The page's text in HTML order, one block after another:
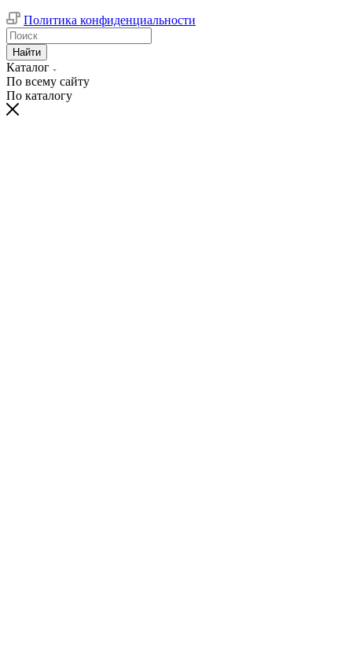
Политика конфиденциальности
Найти
Каталог
По всему сайту
По каталогу